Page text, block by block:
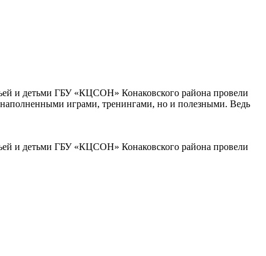
и детьми ГБУ «КЦСОН» Конаковского района провели
играми, тренингами, но и полезными. Ведь
и детьми ГБУ «КЦСОН» Конаковского района провели